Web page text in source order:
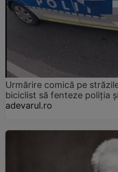
Urmărire comică pe
biciclist să fenteze poliția
adevarul.ro